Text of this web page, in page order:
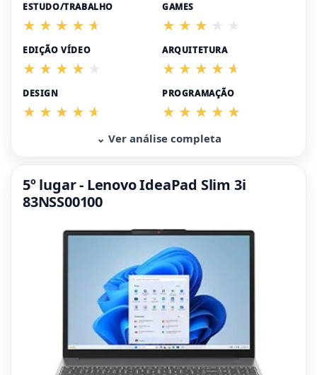
ESTUDO/TRABALHO GAMES
EDIÇÃO VÍDEO ARQUITETURA
DESIGN PROGRAMAÇÃO
⌄ Ver análise completa
5º lugar - Lenovo IdeaPad Slim 3i
83NSS00100